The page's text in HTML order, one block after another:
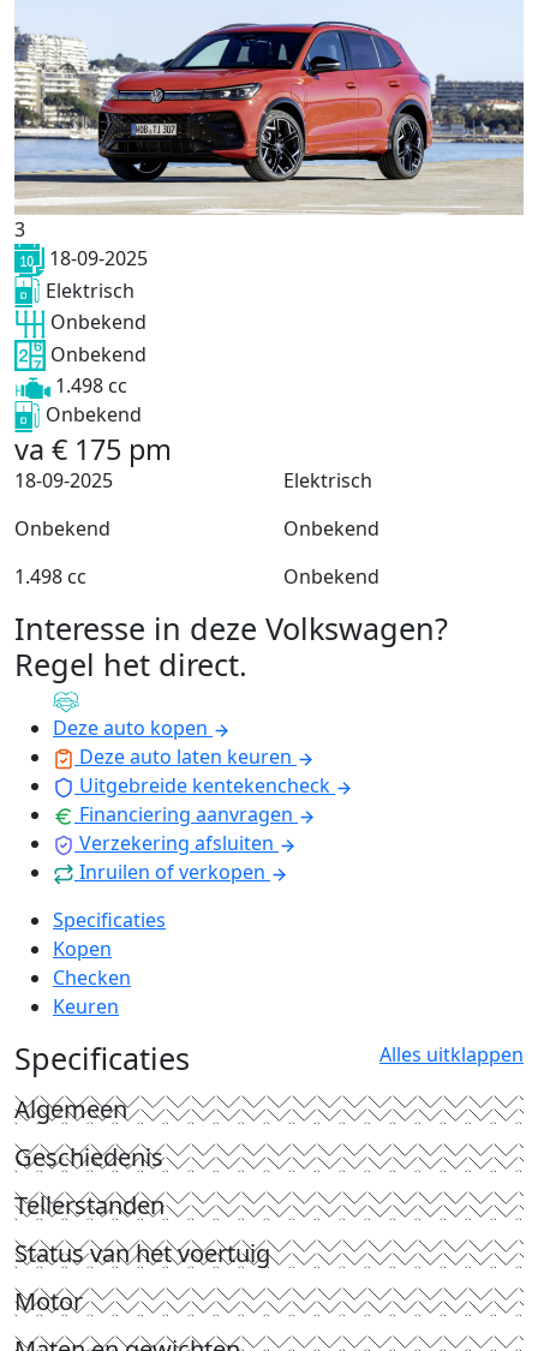
3
18-09-2025
Elektrisch
Onbekend
Onbekend
1.498 cc
Onbekend
va € 175 pm
18-09-2025
Elektrisch
Onbekend
Onbekend
1.498 cc
Onbekend
Interesse in deze Volkswagen?
Regel het direct.
Deze auto kopen
Deze auto laten keuren
Uitgebreide kentekencheck
Financiering aanvragen
Verzekering afsluiten
Inruilen of verkopen
Specificaties
Kopen
Checken
Keuren
Specificaties Alles uitklappen
Algemeen
Geschiedenis
Tellerstanden
Status van het voertuig
Motor